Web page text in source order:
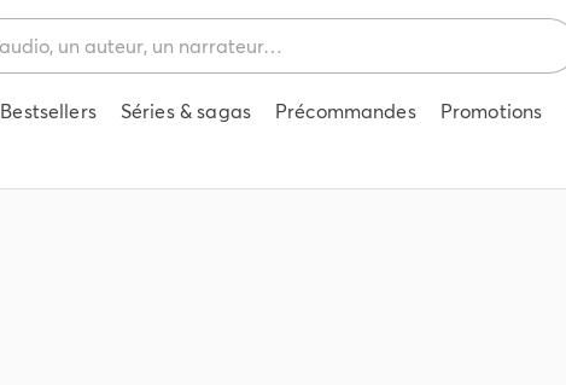
Bestsellers Séries & sagas Précommandes Promotions